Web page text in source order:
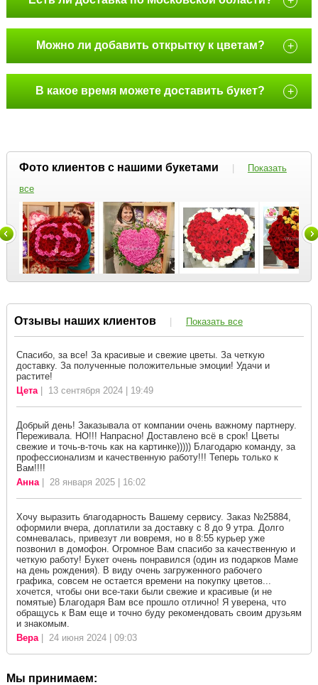
Можно ли добавить открытку к цветам? +
В какое время можете доставить букет? +
Фото клиентов с нашими букетами |
Показать
все
Отзывы наших клиентов | Показать все
Спасибо, за все! За красивые и свежие цветы. За четкую
доставку. За полученные положительные эмоции! Удачи и
растите!
Цета| 13 сентября 2024 | 19:49
Добрый день! Заказывала от компании очень важному партнеру.
Переживала. НО!!! Напрасно! Доставлено всё в срок! Цветы
свежие и точь-в-точь как на картинке))))) Благодарю команду, за
профессионализм и качественную работу!!! Теперь только к
Вам!!!!
Анна| 28 января 2025 | 16:02
Хочу выразить благодарность Вашему сервису. Заказ №25884,
оформили вчера, доплатили за доставку с 8 до 9 утра. Долго
сомневалась, привезут ли вовремя, но в 8:55 курьер уже
позвонил в домофон. Огромное Вам спасибо за качественную и
четкую работу! Букет очень понравился (один из подарков Маме
на день рождения). В виду очень загруженного рабочего
графика, совсем не остается времени на покупку цветов...
хочется, чтобы они все-таки были свежие и красивые (и не
помятые) Благодаря Вам все прошло отлично! Я уверена, что
обращусь к Вам еще и точно буду рекомендовать своим друзьям
и знакомым.
Вера| 24 июня 2024 | 09:03
Мы принимаем: